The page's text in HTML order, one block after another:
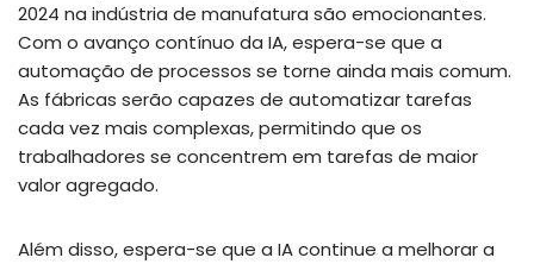
2024 na indústria de manufatura são emocionantes.
Com o avanço contínuo da IA, espera-se que a
automação de processos se torne ainda mais comum.
As fábricas serão capazes de automatizar tarefas
cada vez mais complexas, permitindo que os
trabalhadores se concentrem em tarefas de maior
valor agregado.
Além disso, espera-se que a IA continue a melhorar a